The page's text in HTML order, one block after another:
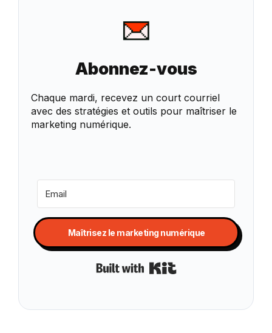
Abonnez-vous
Chaque mardi, recevez un court courriel
avec des stratégies et outils pour maîtriser le
marketing numérique.
Maîtrisez le marketing numérique